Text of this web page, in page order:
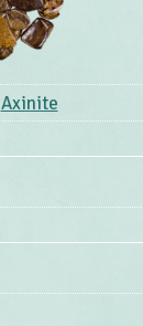
Axinite